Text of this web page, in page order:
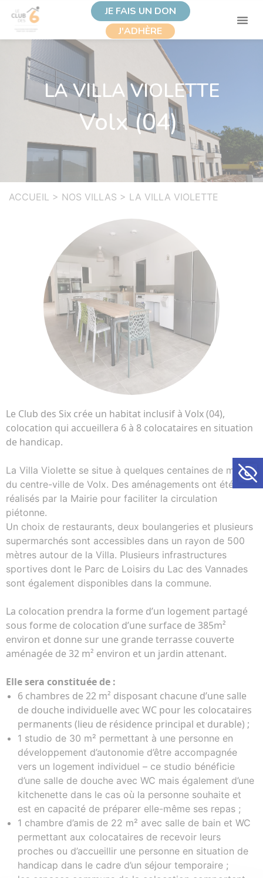
Ouvrir
JE FAIS UN DON
J'ADHÈRE
LA VILLA VIOLETTE
Volx (04)
ACCUEIL > NOS VILLAS > LA VILLA VIOLETTE
Le Club des Six crée un habitat inclusif à Volx (04),
colocation qui accueillera 6 à 8 colocataires en situation
de handicap.
La Villa Violette se situe à quelques centaines de mètres
du centre-ville de Volx. Des aménagements ont été
réalisés par la Mairie pour faciliter la circulation
piétonne.
Un choix de restaurants, deux boulangeries et plusieurs
supermarchés sont accessibles dans un rayon de 500
mètres autour de la Villa. Plusieurs infrastructures
sportives dont le Parc de Loisirs du Lac des Vannades
sont également disponibles dans la commune.
La colocation prendra la forme d’un logement partagé
sous forme de colocation d’une surface de 385m²
environ et donne sur une grande terrasse couverte
aménagée de 32 m² environ et un jardin attenant.
Elle sera constituée de :
6 chambres de 22 m² disposant chacune d’une salle
de douche individuelle avec WC pour les colocataires
permanents (lieu de résidence principal et durable) ;
1 studio de 30 m² permettant à une personne en
développement d’autonomie d’être accompagnée
vers un logement individuel – ce studio bénéficie
d’une salle de douche avec WC mais également d’une
kitchenette dans le cas où la personne souhaite et
est en capacité de préparer elle-même ses repas ;
1 chambre d’amis de 22 m² avec salle de bain et WC
permettant aux colocataires de recevoir leurs
proches ou d’accueillir une personne en situation de
handicap dans le cadre d’un séjour temporaire ;